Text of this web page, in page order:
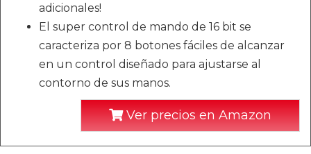
adicionales!
El super control de mando de 16 bit se
caracteriza por 8 botones fáciles de alcanzar
en un control diseñado para ajustarse al
contorno de sus manos.
Ver precios en Amazon